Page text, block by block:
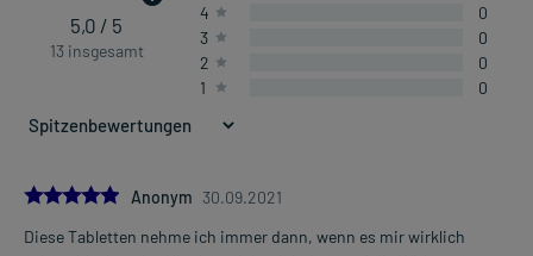
5,0 / 5
13 insgesamt
4
0
3
0
2
0
1
0
5.0Anonym 30.09.2021
Diese Tabletten nehme ich immer dann, wenn es mir wirklich